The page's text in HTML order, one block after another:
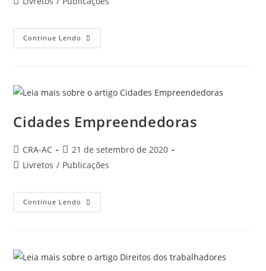
Continue Lendo Diagnostico
PUBLI
Cidades Empreendedoras
Autor
do
CRA-AC
Post
publicado:
21 de setembro de 2020
Categoria
post:
Livretos / Publicações
Continue Lendo Cidades
Empreendedoras